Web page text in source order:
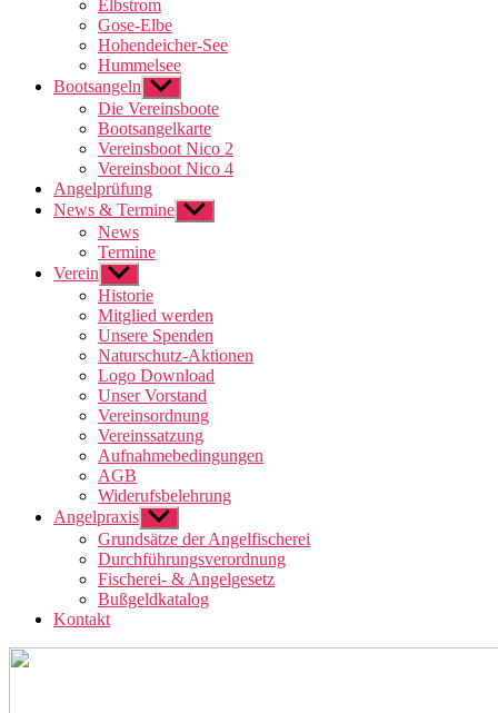
Elbstrom
Gose-Elbe
Hohendeicher-See
Hummelsee
Bootsangeln Untermenü
anzeigen
Die Vereinsboote
Bootsangelkarte
Vereinsboot Nico 2
Vereinsboot Nico 4
Angelprüfung
News & Termine Untermenü
anzeigen
News
Termine
Verein Untermenü
anzeigen
Historie
Mitglied werden
Unsere Spenden
Naturschutz-Aktionen
Logo Download
Unser Vorstand
Vereinsordnung
Vereinssatzung
Aufnahmebedingungen
AGB
Widerufsbelehrung
Angelpraxis Untermenü
anzeigen
Grundsätze der Angelfischerei
Durchführungsverordnung
Fischerei- & Angelgesetz
Bußgeldkatalog
Kontakt